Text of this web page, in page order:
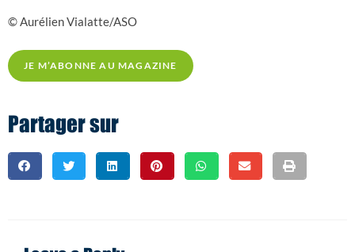
© Aurélien Vialatte/ASO
JE M’ABONNE AU MAGAZINE
Partager sur